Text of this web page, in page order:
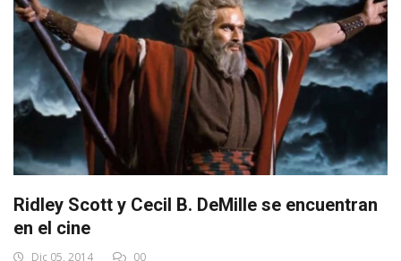
Ridley Scott y Cecil B. DeMille se encuentran
en el cine
Dic 05, 2014 00